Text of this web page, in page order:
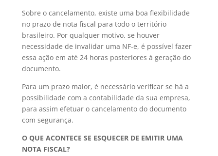
Sobre o cancelamento, existe uma boa flexibilidade
no prazo de nota fiscal para todo o território
brasileiro. Por qualquer motivo, se houver
necessidade de invalidar uma NF-e, é possível fazer
essa ação em até 24 horas posteriores à geração do
documento.
Para um prazo maior, é necessário verificar se há a
possibilidade com a contabilidade da sua empresa,
para assim efetuar o cancelamento do documento
com segurança.
O QUE ACONTECE SE ESQUECER DE EMITIR UMA
NOTA FISCAL?